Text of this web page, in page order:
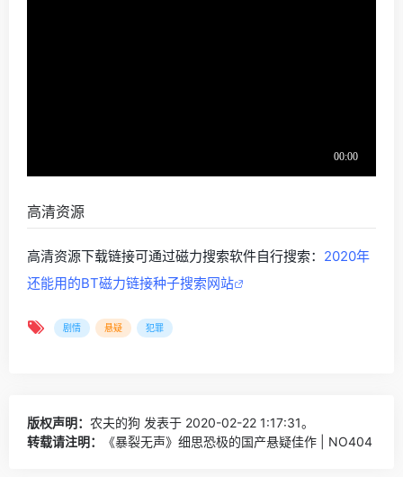
高清资源
高清资源下载链接可通过磁力搜索软件自行搜索： 2020年
还能用的BT磁力链接种子搜索网站
剧情 悬疑 犯罪
版权声明： 农夫的狗 发表于 2020-02-22 1:17:31。
转载请注明：
《暴裂无声》细思恐极的国产悬疑佳作 | NO404